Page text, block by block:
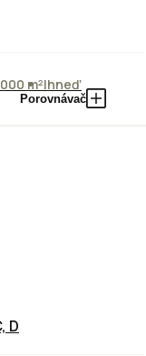
m²Ihneď
Porovnávač
D